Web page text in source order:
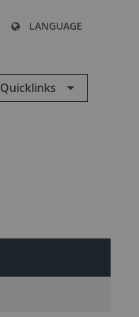
LANGUAGE
Quicklinks